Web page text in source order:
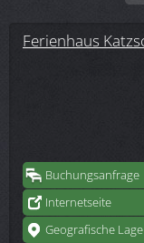
Ferienhaus
Buchungsanfrage
Internetseite
Geografische Lage